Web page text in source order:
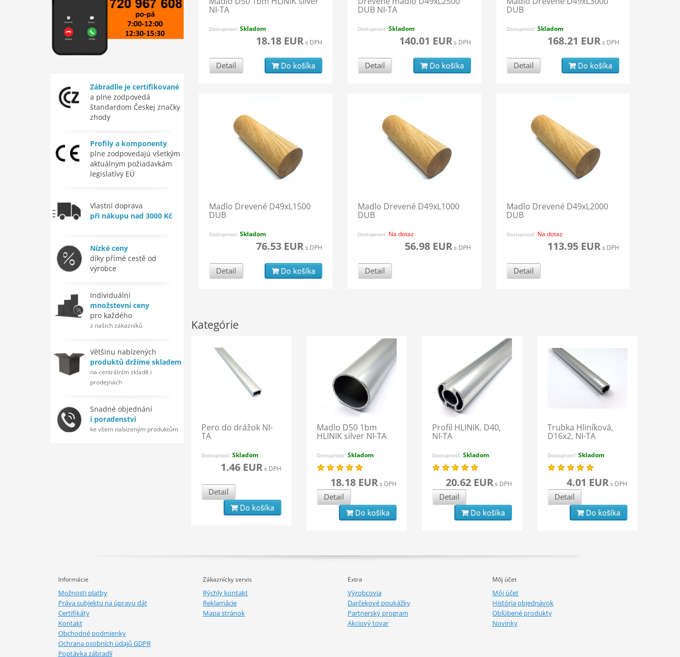
Zábradlie je certifikované
a plne zodpovedá
štandardom Českej značky
zhody
Profily a komponenty
plne zodpovedajú všetkým
aktuálnym požiadavkám
legislatívy EÚ
Vlastní doprava
při nákupu nad 3000 Kč
Nízké ceny
díky přímé cestě od
výrobce
Individuální
množstevní ceny
pro každého
z našich zákazníků
Většinu nabízených
produktů držíme skladem
na centrálním skladě i
prodejnách
Snadné objednání
i poradenství
ke všem nabízeným produktům
NI-TA
Dostupnosť:Skladom
18.18 EURs DPH
Detail Do košíka
DUB NI-TA
Dostupnosť: Skladom
140.01 EURs DPH
Detail Do košíka
DUB
Dostupnosť: Skladom
168.21 EURs DPH
Detail Do košíka
Madlo Drevené D49xL1500
DUB
Dostupnosť:Skladom
76.53 EURs DPH
Detail Do košíka
Madlo Drevené D49xL1000
DUB
Dostupnosť: Na dotaz
56.98 EURs DPH
Detail
Madlo Drevené D49xL2000
DUB
Dostupnosť: Na dotaz
113.95 EURs DPH
Detail
Kategórie
Pero do drážok NI-
TA
Dostupnosť:Skladom
1.46 EURs DPH
Detail
Do košíka
Madlo D50 1bm
HLINIK silver NI-TA
Dostupnosť:Skladom
18.18 EURs DPH
Detail
Do košíka
Profil HLINIK. D40,
NI-TA
Dostupnosť: Skladom
20.62 EURs DPH
Detail
Do košíka
Trubka Hliníková,
D16x2, NI-TA
Dostupnosť: Skladom
4.01 EURs DPH
Detail
Do košíka
Informácie
Možnosti platby
Práva subjektu na úpravu dát
Certifikáty
Kontakt
Obchodné podmienky
Ochrana osobních údajů GDPR
Poptávka zábradlí
Zákaznícky servis
Rýchly kontakt
Reklamácie
Mapa stránok
Extra
Výrobcovia
Darčekové poukážky
Partnerský program
Akciový tovar
Môj účet
Môj účet
História objednávok
Obľúbené produkty
Novinky